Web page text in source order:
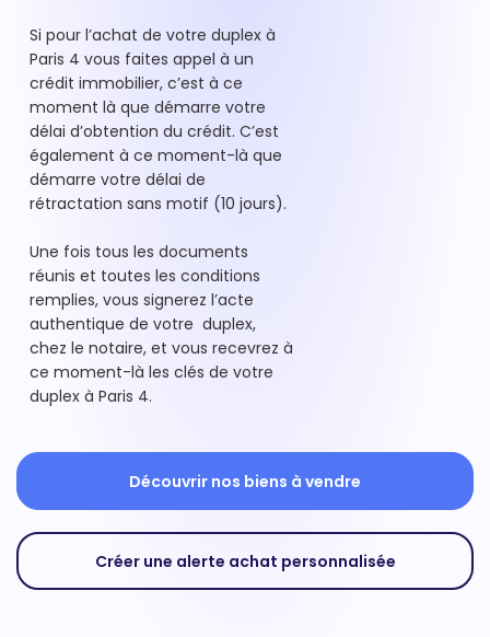
Si pour l’achat de votre duplex à
Paris 4 vous faites appel à un
crédit immobilier, c’est à ce
moment là que démarre votre
délai d’obtention du crédit. C’est
également à ce moment-là que
démarre votre délai de
rétractation sans motif (10 jours).
Une fois tous les documents
réunis et toutes les conditions
remplies, vous signerez l’acte
authentique de votre duplex,
chez le notaire, et vous recevrez à
ce moment-là les clés de votre
duplex à Paris 4.
Découvrir nos biens à vendre
Créer une alerte achat personnalisée